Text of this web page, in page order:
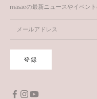
masaeの最新ニュースやイベン
登録